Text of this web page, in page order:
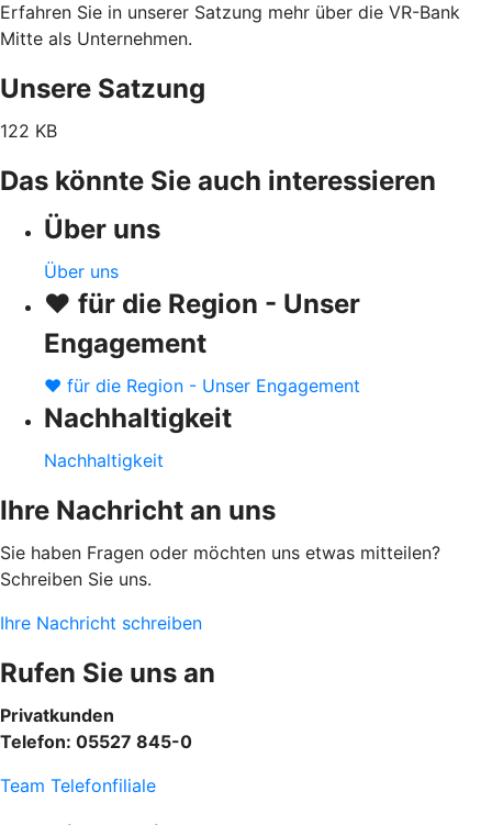
Erfahren Sie in unserer Satzung mehr über die VR-Bank
Mitte als Unternehmen.
Unsere Satzung
122 KB
Das könnte Sie auch interessieren
Über uns
Über uns
♥ für die Region - Unser
Engagement
♥ für die Region - Unser Engagement
Nachhaltigkeit
Nachhaltigkeit
Ihre Nachricht an uns
Sie haben Fragen oder möchten uns etwas mitteilen?
Schreiben Sie uns.
Ihre Nachricht schreiben
Rufen Sie uns an
Privatkunden
Telefon: 05527 845-0
Team Telefonfiliale